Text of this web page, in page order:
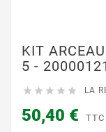
KIT
5 -
     LA
50,40 € TTC